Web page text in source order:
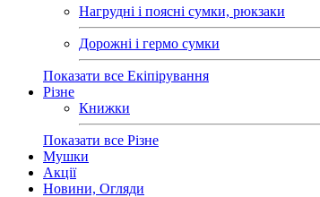
Нагрудні і поясні сумки, рюкзаки
Дорожні і гермо сумки
Показати все Екіпірування
Різне
Книжки
Показати все Різне
Мушки
Акції
Новини, Огляди